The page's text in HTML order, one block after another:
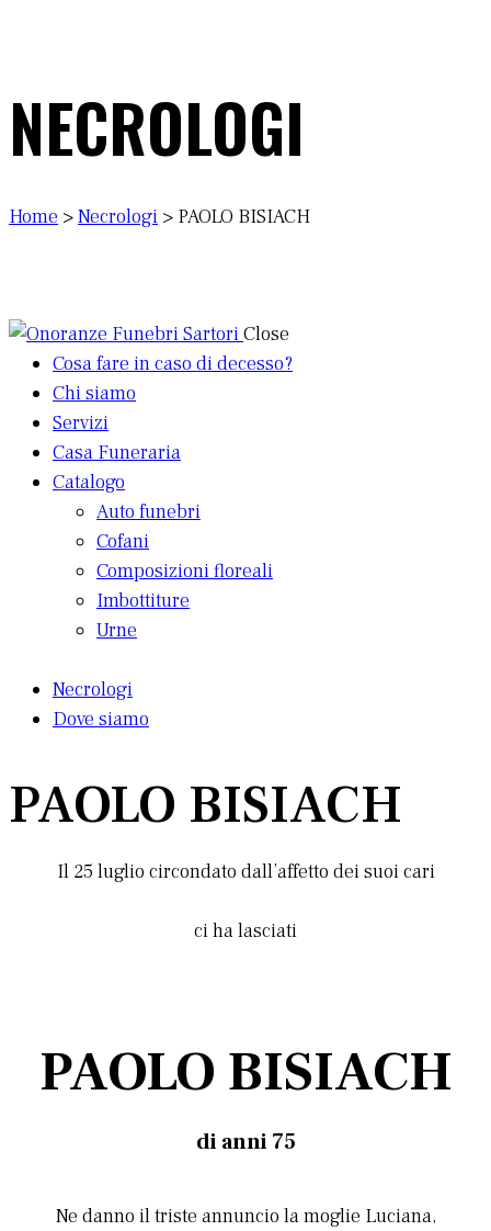
NECROLOGI
Home >Necrologi > PAOLO BISIACH
Close
Cosa fare in caso di decesso?
Chi siamo
Servizi
Casa Funeraria
Catalogo
Auto funebri
Cofani
Composizioni floreali
Imbottiture
Urne
Necrologi
Dove siamo
PAOLO BISIACH
Il 25 luglio circondato dall’affetto dei suoi cari
ci ha lasciati
PAOLO BISIACH
di anni 75
Ne danno il triste annuncio la moglie Luciana,